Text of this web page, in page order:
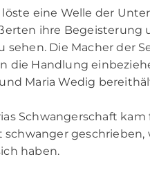
löste eine Welle der
ihre
sehen. Die Macher der
die Handlung
Maria Wedig
Schwangerschaft
schwanger
haben.